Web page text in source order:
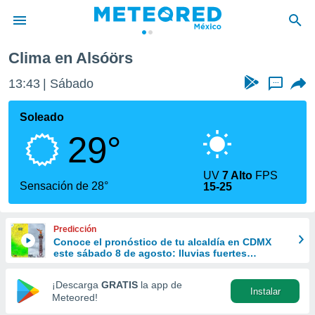
de
ha sido
calidad.
a este
las
y
forma
digital
basada
Clima en Alsóörs
13:43 Sábado ...
Soleado
29°
Sensación de 28°
UV7 Alto FPS
15-25
Predicción
Conoce el pronóstico de tu alcaldía en CDMX
este sábado 8 de agosto: lluvias fuertes
¡Descarga GRATIS la app de
Meteored!
Instalar